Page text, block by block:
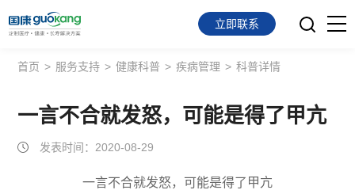
首页
面向会员
面向企业
立即联系
首页 > 服务支持 > 健康科普 > 疾病管理 > 科普详情
一言不合就发怒，可能是得了甲亢
发表时间：2020-08-29
一言不合就发怒，可能是得了甲亢